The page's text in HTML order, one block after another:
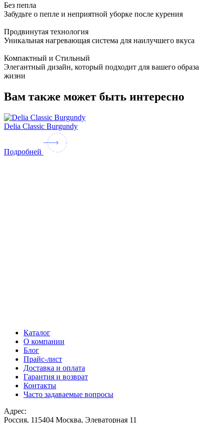
Без пепла
Забудьте о пепле и неприятной уборке после курения
Продвинутая технология
Уникальная нагревающая система для наилучшего вкуса
Компактный и Стильный
Элегантный дизайн, который подходит для вашего образа
жизни
Вам также может быть интересно
Delia Classic Burgundy
Подробней
Каталог
О компании
Блог
Прайс-лист
Доставка и оплата
Гарантия и возврат
Контакты
Часто задаваемые вопросы
Адрес:
Россия, 115404 Москва, Элеваторная 11